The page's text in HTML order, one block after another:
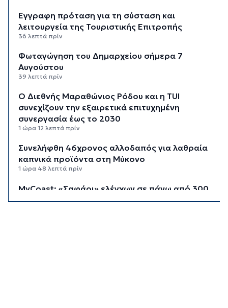
Έγγραφη πρόταση για τη σύσταση και
λειτουργεία της Τουριστικής Επιτροπής
36 λεπτά πρίν
Φωταγώγηση του Δημαρχείου σήμερα 7
Αυγούστου
39 λεπτά πρίν
Ο Διεθνής Μαραθώνιος Ρόδου και η TUI
συνεχίζουν την εξαιρετικά επιτυχημένη
συνεργασία έως το 2030
1 ώρα 12 λεπτά πρίν
Συνελήφθη 46χρονος αλλοδαπός για λαθραία
καπνικά προϊόντα στη Μύκονο
1 ώρα 48 λεπτά πρίν
MyCoast: «Σαφάρι» ελέγχων σε πάνω από 300
παραλίες: Έως 73.000 ευρώ τα πρόστιμα